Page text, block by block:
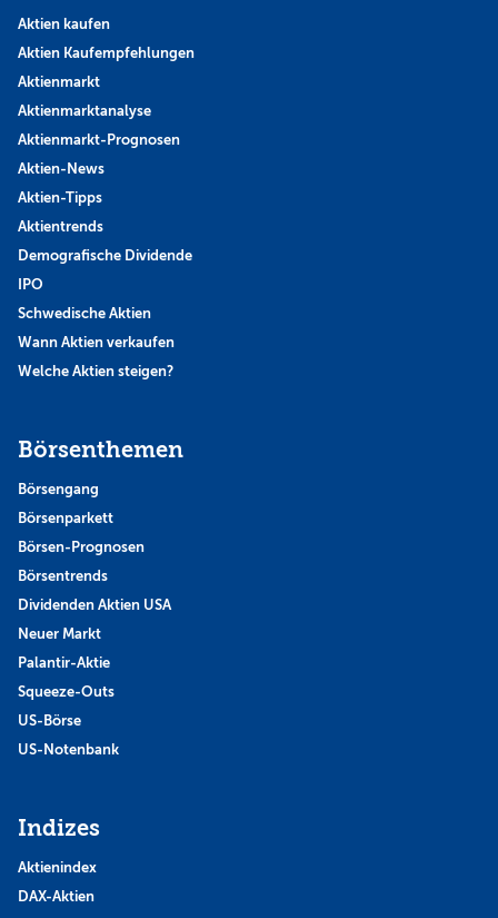
Aktien kaufen
Aktien Kaufempfehlungen
Aktienmarkt
Aktienmarktanalyse
Aktienmarkt-Prognosen
Aktien-News
Aktien-Tipps
Aktientrends
Demografische Dividende
IPO
Schwedische Aktien
Wann Aktien verkaufen
Welche Aktien steigen?
Börsenthemen
Börsengang
Börsenparkett
Börsen-Prognosen
Börsentrends
Dividenden Aktien USA
Neuer Markt
Palantir-Aktie
Squeeze-Outs
US-Börse
US-Notenbank
Indizes
Aktienindex
DAX-Aktien